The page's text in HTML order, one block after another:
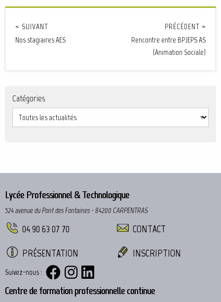
< SUIVANT
Nos stagiaires AES
PRÉCÉDENT >
Rencontre entre BPJEPS AS
(Animation Sociale)
Catégories
Lycée Professionnel & Technologique
524 avenue du Pont des Fontaines - 84200 CARPENTRAS
04 90 63 07 70 CONTACT
PRÉSENTATION INSCRIPTION
Suivez-nous :
Centre de formation professionnelle continue